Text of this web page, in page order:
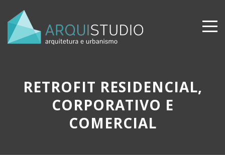
RETROFIT RESIDENCIAL,
CORPORATIVO E
COMERCIAL